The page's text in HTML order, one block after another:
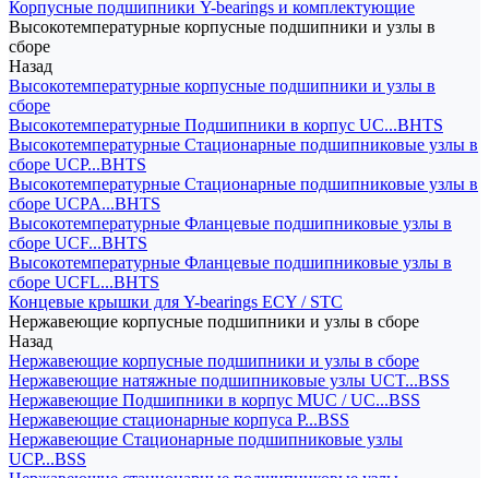
Корпусные подшипники Y-bearings и комплектующие
Высокотемпературные корпусные подшипники и узлы в
сборе
Назад
Высокотемпературные корпусные подшипники и узлы в
сборе
Высокотемпературные Подшипники в корпус UC...BHTS
Высокотемпературные Стационарные подшипниковые узлы в
сборе UCP...BHTS
Высокотемпературные Стационарные подшипниковые узлы в
сборе UCPA...BHTS
Высокотемпературные Фланцевые подшипниковые узлы в
сборе UCF...BHTS
Высокотемпературные Фланцевые подшипниковые узлы в
сборе UCFL...BHTS
Концевые крышки для Y-bearings ECY / STC
Нержавеющие корпусные подшипники и узлы в сборе
Назад
Нержавеющие корпусные подшипники и узлы в сборе
Нержавеющие натяжные подшипниковые узлы UCT...BSS
Нержавеющие Подшипники в корпус MUC / UC...BSS
Нержавеющие стационарные корпуса P...BSS
Нержавеющие Стационарные подшипниковые узлы
UCP...BSS